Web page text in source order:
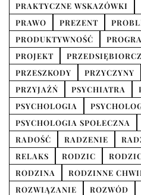
PRAKTYCZNE WSKAZÓWKI
PRAWO
PREZENT
PRODUKTYWNOŚĆ
PROJEKT
PRZESZKODY
PRZYCZYNY
PRZYJAŹŃ
PSYCHIATRA
PSYCHOLOGIA
PSYCHOLOGIA SPOŁECZNA
RADOŚĆ
RADZENIE
RELAKS
RODZIC
RODZINA
RODZINNE
ROZWIĄZANIE
ROZWÓD